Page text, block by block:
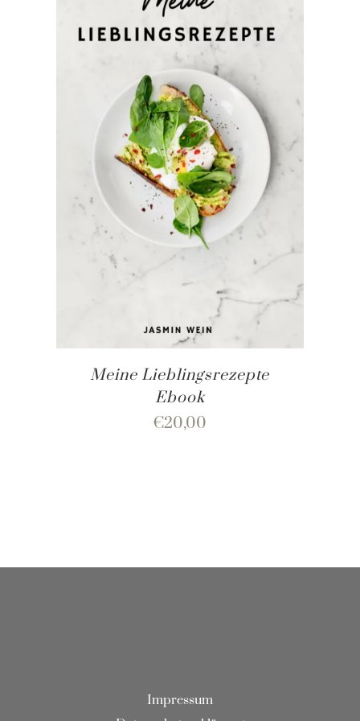
Meine Lieblingsrezepte
Ebook
€20,00
Impressum